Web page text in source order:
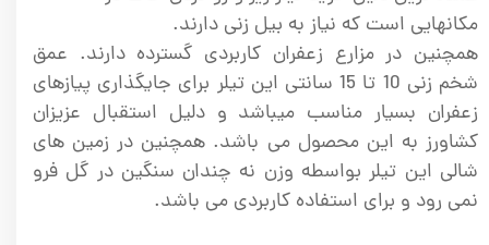
مکانهایی است که نیاز به بیل زنی دارند.
همچنین در مزارع زعفران کاربردی گسترده دارند. عمق
شخم زنی 10 تا 15 سانتی این تیلر برای جایگذاری پیازهای
زعفران بسیار مناسب میباشد و دلیل استقبال عزیزان
کشاورز به این محصول می باشد. همچنین در زمین های
شالی این تیلر بواسطه وزن نه چندان سنگین در گل فرو
نمی رود و برای استفاده کاربردی می باشد.